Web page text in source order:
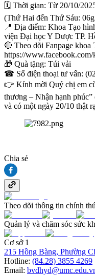
🗓 Thời gian: Từ 20/10/
(Thứ Hai đến Thứ Sáu:
📍 Địa điểm: Khoa Tạo
viện Đại học Y Dược TP.
🔴 Theo dõi Fanpage khoa
https://
🎁 Quà tặng: Túi vải
☎ Số điện thoại tư vấn:
👉 Kính mời Quý chị em
thương – Nhận hạnh
và có một ngày 20/10 thật
Chia sẻ
Theo dõi thông tin chính
Quản lý và chăm sóc sức
Cơ sở 1
215 Hồng Bàng, Phường
Hotline: (84.28) 3855 4269
Email: